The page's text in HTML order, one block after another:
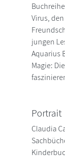
Virus,
jungen
Aquarius
Magie:
Portrait
Claudia